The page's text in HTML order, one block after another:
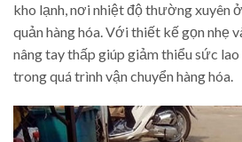
kho lạnh, nơi nhiệt độ thường xuyên
quản hàng hóa. Với thiết kế gọn nhẹ
nâng tay thấp giúp giảm thiểu sức
trong quá trình vận chuyển hàng hóa.